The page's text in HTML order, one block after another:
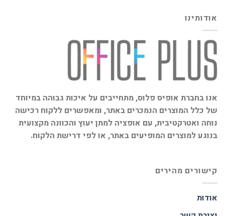
אודותינו
אנו בחברת אופיס פלוס, מתחייבים על איכות גבוהה במיוחד
של כלל המוצרים הנמכרים באתר, ומאפשרים ללקוח רכישה
נוחה ואטרקטיבית, עם אופציה למתן יעוץ והכוונה מקצועית
בנוגע למוצרים המופיעים באתר, או לפי דרישת הלקוח.
קישורים מהירים
אודות